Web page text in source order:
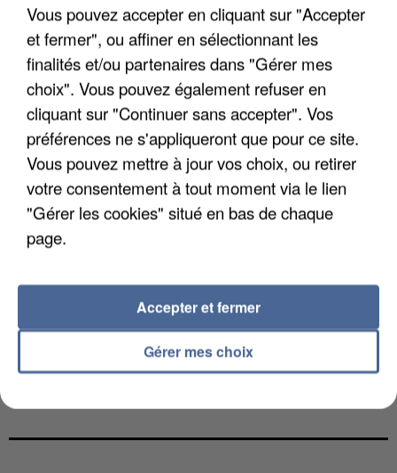
UN SECOND CADRE DE LA DZ MAFIA
INTERPELLÉ EN ALGÉRIE
UNE TOURISTE DE L’OISE EMPORTÉE PAR UNE
Vous pouvez accepter en cliquant sur "Accepter
et fermer", ou affiner en sélectionnant les
finalités et/ou partenaires dans "Gérer mes
choix". Vous pouvez également refuser en
cliquant sur "Continuer sans accepter". Vos
préférences ne s'appliqueront que pour ce site.
Vous pouvez mettre à jour vos choix, ou retirer
votre consentement à tout moment via le lien
"Gérer les cookies" situé en bas de chaque
page.
Gérer mes choix
Accepter et fermer